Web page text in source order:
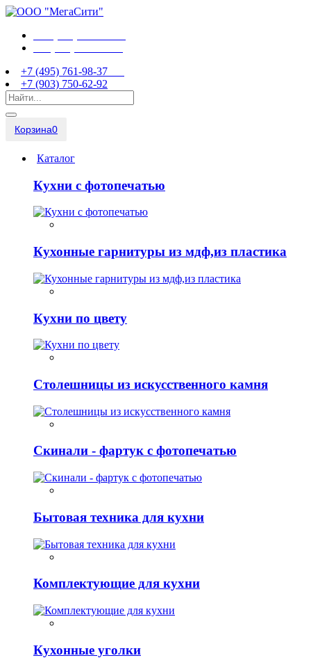
+7 (495) 761-98-37
+7 (903) 750-62-92
Корзина0
Каталог
Кухни с фотопечатью
Кухонные гарнитуры из мдф,из пластика
Кухни по цвету
Столешницы из искусственного камня
Скинали - фартук с фотопечатью
Бытовая техника для кухни
Комплектующие для кухни
Кухонные уголки